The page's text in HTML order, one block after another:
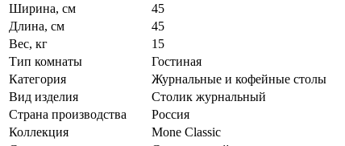
Ширина, см
45
Длина, см
45
Вес, кг
15
Тип комнаты
Гостиная
Категория
Журнальные и кофейные столы
Вид изделия
Столик журнальный
Страна производства
Россия
Коллекция
Mone Classic